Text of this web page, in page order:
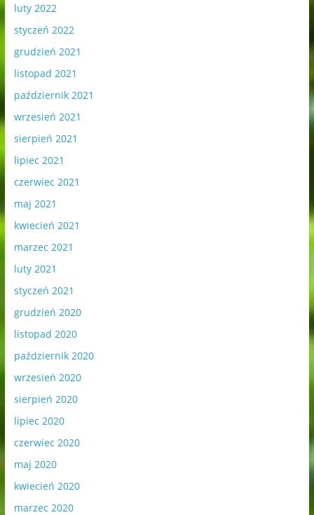
luty 2022
styczeń 2022
grudzień 2021
listopad 2021
październik 2021
wrzesień 2021
sierpień 2021
lipiec 2021
czerwiec 2021
maj 2021
kwiecień 2021
marzec 2021
luty 2021
styczeń 2021
grudzień 2020
listopad 2020
październik 2020
wrzesień 2020
sierpień 2020
lipiec 2020
czerwiec 2020
maj 2020
kwiecień 2020
marzec 2020